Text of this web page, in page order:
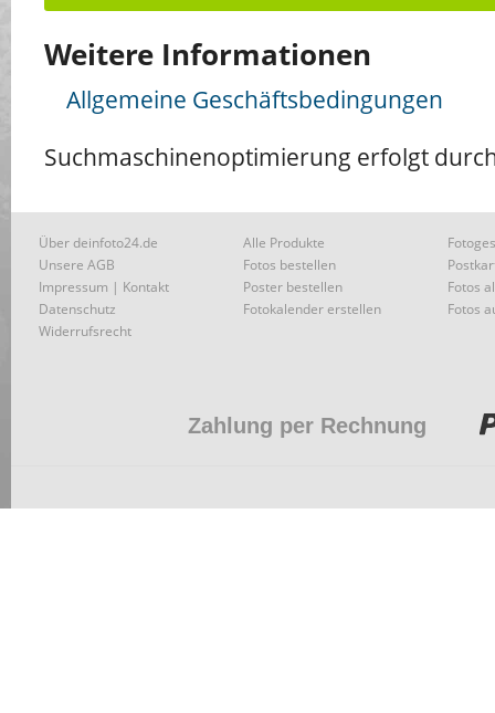
Weitere Informationen
Allgemeine Geschäftsbedingungen
Suchmaschinenoptimierung erfolgt
Über deinfoto24.de
Unsere AGB
Impressum | Kontakt
Datenschutz
Widerrufsrecht
Alle Produkte
Fotos bestellen
Poster bestellen
Fotokalender erstellen
Fotos
Fotos
Zahlung per Rechnung